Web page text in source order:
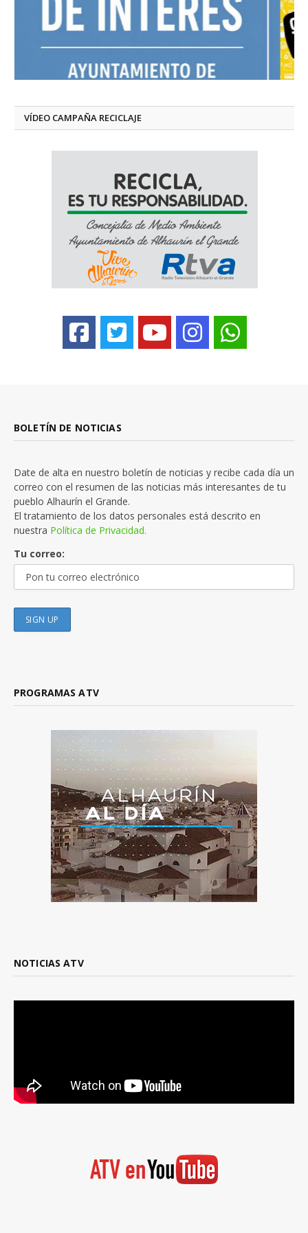
VÍDEO CAMPAÑA RECICLAJE
BOLETÍN DE NOTICIAS
Date de alta en nuestro boletín de noticias y recibe cada día un
correo con el resumen de las noticias más interesantes de tu
pueblo Alhaurín el Grande.
El tratamiento de los datos personales está descrito en
nuestra Política de Privacidad.
Tu correo:
PROGRAMAS ATV
NOTICIAS ATV